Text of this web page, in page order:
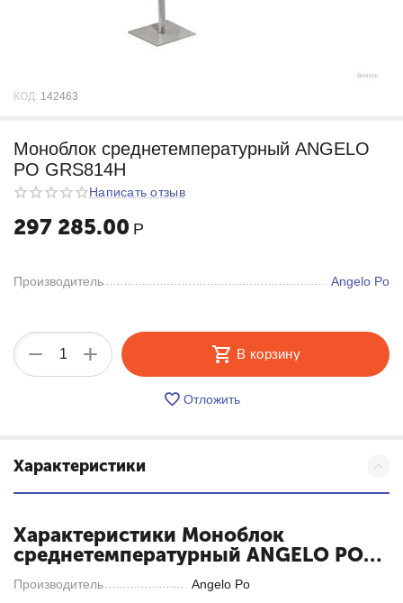
КОД: 142463
Моноблок среднетемпературный ANGELO
PO GRS814H
Написать отзыв
297 285.00 Р
Производитель Angelo Po
+
− В корзину
Отложить
Характеристики
Характеристики Моноблок
среднетемпературный ANGELO PO
GRS814H
Производитель Angelo Po